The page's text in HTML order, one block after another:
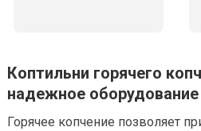
Коптильни горячего
надежное
Горячее копчение позволяет